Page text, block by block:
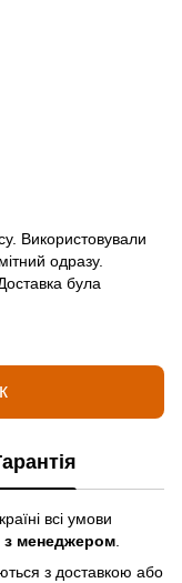
Використовували
одразу.
була
всі умови
з менеджером
з доставкою або